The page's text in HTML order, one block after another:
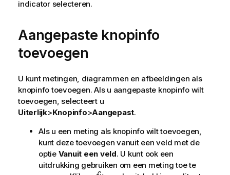
indicator selecteren.
Aangepaste knopinfo
toevoegen
U kunt metingen, diagrammen en afbeeldingen als
knopinfo toevoegen. Als u aangepaste knopinfo wilt
toevoegen, selecteert u
Uiterlijk>Knopinfo>Aangepast.
Als u een meting als knopinfo wilt toevoegen,
kunt deze toevoegen vanuit een veld met de
optie Vanuit een veld. U kunt ook een
uitdrukking gebruiken om een meting toe te